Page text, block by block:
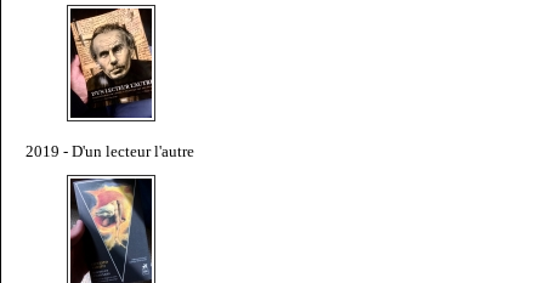
2019 - D'un lecteur l'autre